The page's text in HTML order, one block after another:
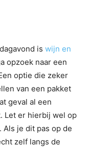
is wijn en
opzoek naar een
optie die zeker
van een pakket
geval al een
Let er hierbij wel op
je dit pas op de
zelf langs de